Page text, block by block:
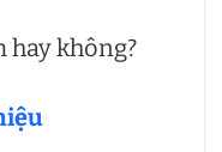
hay không?